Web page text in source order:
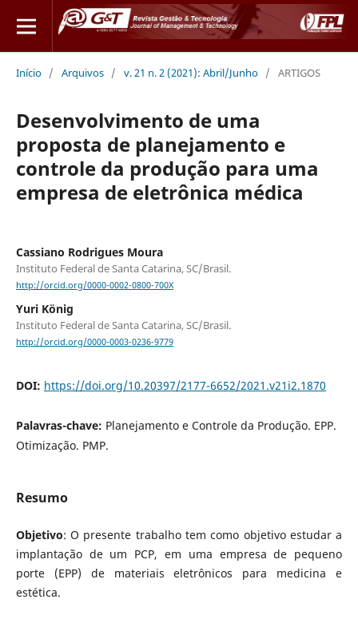
Início / Arquivos / v. 21 n. 2 (2021): Abril/Junho / ARTIGOS
Desenvolvimento de uma
proposta de planejamento e
controle da produção para uma
empresa de eletrônica médica
Cassiano Rodrigues Moura
Instituto Federal de Santa Catarina, SC/Brasil.
http://orcid.org/0000-0002-0800-700X
Yuri König
Instituto Federal de Santa Catarina, SC/Brasil.
http://orcid.org/0000-0003-0236-9779
DOI: https://doi.org/10.20397/2177-6652/2021.v21i2.1870
Palavras-chave: Planejamento e Controle da Produção. EPP.
Otimização. PMP.
Resumo
Objetivo: O presente trabalho tem como objetivo estudar a
implantação de um PCP, em uma empresa de pequeno
porte (EPP) de materiais eletrônicos para medicina e
estética.